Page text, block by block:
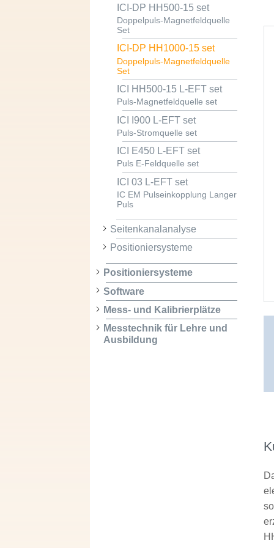
ICI-DP HH500-15 set
Doppelpuls-Magnetfeldquelle
Set
ICI-DP HH1000-15 set
Doppelpuls-Magnetfeldquelle
Set
ICI HH500-15 L-EFT set
Puls-Magnetfeldquelle set
ICI I900 L-EFT set
Puls-Stromquelle set
ICI E450 L-EFT set
Puls E-Feldquelle set
ICI 03 L-EFT set
IC EM Pulseinkopplung Langer
Puls
Seitenkanalanalyse
Positioniersysteme
Positioniersysteme
Software
Mess- und Kalibrierplätze
Messtechnik für Lehre und
Ausbildung